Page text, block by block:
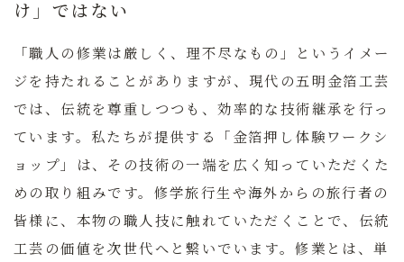
け」ではない
「職人の修業は厳しく、理不尽なもの」というイメー
ジを持たれることがありますが、現代の五明金箔工芸
では、伝統を尊重しつつも、効率的な技術継承を行っ
ています。私たちが提供する「金箔押し体験ワークシ
ョップ」は、その技術の一端を広く知っていただくた
めの取り組みです。修学旅行生や海外からの旅行者の
皆様に、本物の職人技に触れていただくことで、伝統
工芸の価値を次世代へと繋いでいます。修業とは、単